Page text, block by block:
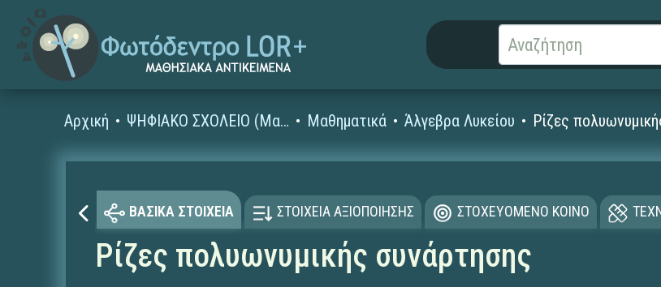
Αρχική ΨΗΦΙΑΚΟ ΣΧΟΛΕΙΟ (Μαθησιακά Αντικείμενα) Μαθηματικά Άλγεβρα Λυκείου Ρίζες
ΒΑΣΙΚΑ ΣΤΟΙΧΕΙΑ ΣΤΟΙΧΕΙΑ ΑΞΙΟΠΟΙΗΣΗΣ ΣΤΟΧΕΥΟΜΕΝΟ ΚΟΙΝΟ
Ρίζες πολυωνυμικής συνάρτησης